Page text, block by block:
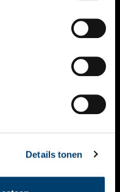
Details tonen